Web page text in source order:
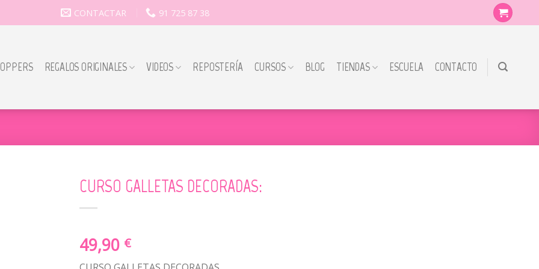
CONTACTAR 91 725 87 38
REGALOS ORIGINALES VIDEOS REPOSTERÍA CURSOS BLOG TIENDAS ESCUELA CONTACTO
CURSO GALLETAS DECORADAS:
49,90 €